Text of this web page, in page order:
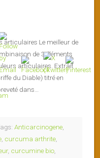
articulaires Le meilleur de
de 3 éléments
articulaires. Extrait
du Diable) titré en
dans…
Anticarcinogene
curcuma arthrite
, curcumine bio